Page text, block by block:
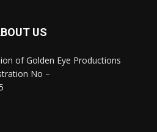
US
of Golden Eye Productions
No –